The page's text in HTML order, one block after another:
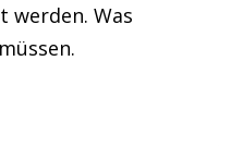
werden. Was